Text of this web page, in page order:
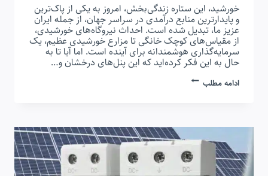
خورشید، این ستاره زندگی‌بخش، امروز به یکی از پاک‌ترین
و پایدارترین منابع درآمدی در سراسر جهان، از جمله ایران
عزیز ما، تبدیل شده است. احداث نیروگاه‌های خورشیدی،
از مقیاس‌های کوچک خانگی تا مزارع خورشیدی عظیم، یک
سرمایه‌گذاری هوشمندانه برای آینده است. اما آیا تا به
حال به این فکر کرده‌اید که این پنل‌های درخشان و…
ادامه مطلبراهنمای
از
انتخاب
دریافت
خسارت